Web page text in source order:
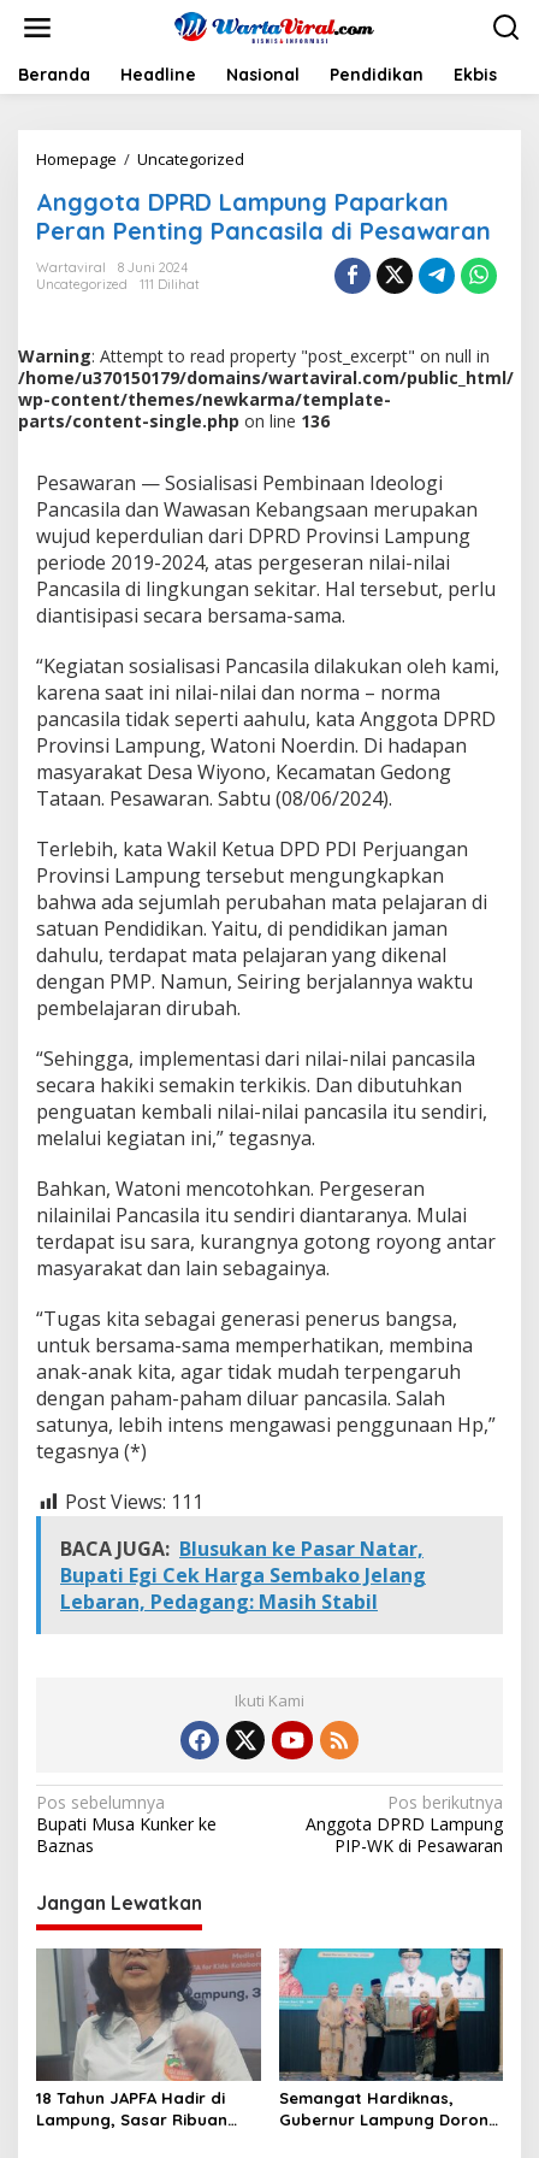
t
Beranda Headline Nasional Pendidikan Ekbis
Homepage / Uncategorized
g
g
o
R
D
L
a
u
n
g
P
a
p
a
k
a
n
P
e
r
n
e
n
t
n
g
P
a
s
i
l
a
d
i
P
e
s
a
r
a
n
Anggota DPRD Lampung Paparkan
Peran Penting Pancasila di Pesawaran
Wartaviral
8 Juni 2024
Uncategorized
111 Dilihat
Warning: Attempt to read property "post_excerpt" on null in
/home/u370150179/domains/wartaviral.com/public_html/
wp-content/themes/newkarma/template-
parts/content-single.php on line 136
Pesawaran — Sosialisasi Pembinaan Ideologi
Pancasila dan Wawasan Kebangsaan merupakan
wujud keperdulian dari DPRD Provinsi Lampung
periode 2019-2024, atas pergeseran nilai-nilai
Pancasila di lingkungan sekitar. Hal tersebut, perlu
diantisipasi secara bersama-sama.
“Kegiatan sosialisasi Pancasila dilakukan oleh kami,
karena saat ini nilai-nilai dan norma – norma
pancasila tidak seperti aahulu, kata Anggota DPRD
Provinsi Lampung, Watoni Noerdin. Di hadapan
masyarakat Desa Wiyono, Kecamatan Gedong
Tataan. Pesawaran. Sabtu (08/06/2024).
Terlebih, kata Wakil Ketua DPD PDI Perjuangan
Provinsi Lampung tersebut mengungkapkan
bahwa ada sejumlah perubahan mata pelajaran di
satuan Pendidikan. Yaitu, di pendidikan jaman
dahulu, terdapat mata pelajaran yang dikenal
dengan PMP. Namun, Seiring berjalannya waktu
pembelajaran dirubah.
“Sehingga, implementasi dari nilai-nilai pancasila
secara hakiki semakin terkikis. Dan dibutuhkan
penguatan kembali nilai-nilai pancasila itu sendiri,
melalui kegiatan ini,” tegasnya.
Bahkan, Watoni mencotohkan. Pergeseran
nilainilai Pancasila itu sendiri diantaranya. Mulai
terdapat isu sara, kurangnya gotong royong antar
masyarakat dan lain sebagainya.
“Tugas kita sebagai generasi penerus bangsa,
untuk bersama-sama memperhatikan, membina
anak-anak kita, agar tidak mudah terpengaruh
dengan paham-paham diluar pancasila. Salah
satunya, lebih intens mengawasi penggunaan Hp,”
tegasnya (*)
Post Views: 111
BACA JUGA: Blusukan ke Pasar Natar,
Bupati Egi Cek Harga Sembako Jelang
Lebaran, Pedagang: Masih Stabil
Ikuti Kami
N
a
i
g
a
i
p
o
Pos sebelumnya
Bupati Musa Kunker ke
Baznas
Pos berikutnya
Anggota DPRD Lampung
PIP-WK di Pesawaran
Jangan Lewatkan
18 Tahun JAPFA Hadir di
Lampung, Sasar Ribuan
Semangat Hardiknas,
Gubernur Lampung Dorong